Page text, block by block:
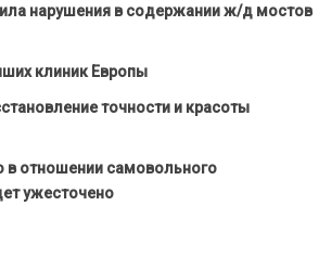
нарушения в содержании ж/д мостов
клиник Европы
точности и красоты
в отношении самовольного
ужесточено